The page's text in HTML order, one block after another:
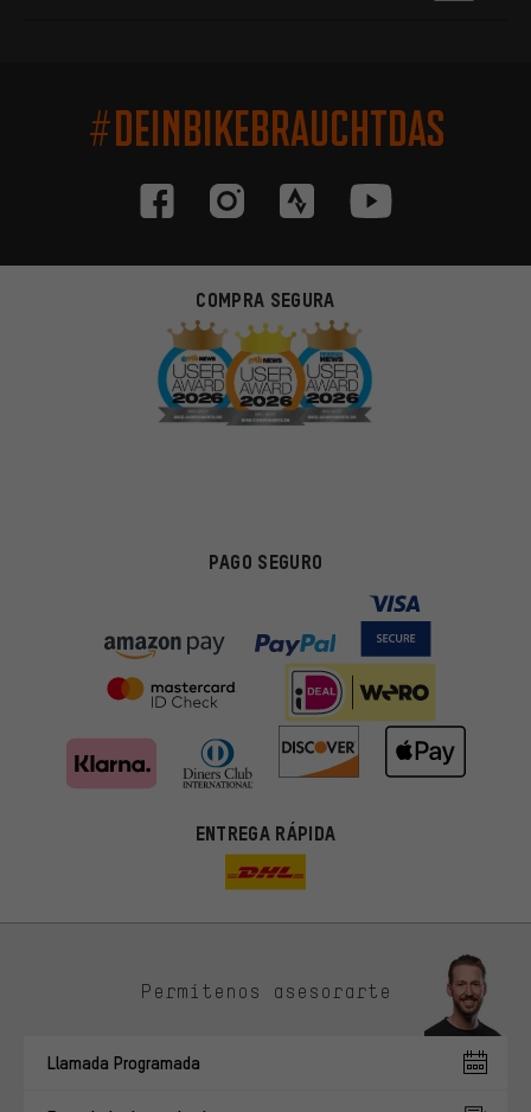
#DEINBIKEBRAUCHTDAS
COMPRA SEGURA
PAGO SEGURO
ENTREGA RÁPIDA
Permítenos asesorarte
Llamada Programada
ti. Las cookies de marketing nos ayudan a identificar tus